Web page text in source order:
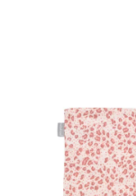
hviezdičiek.